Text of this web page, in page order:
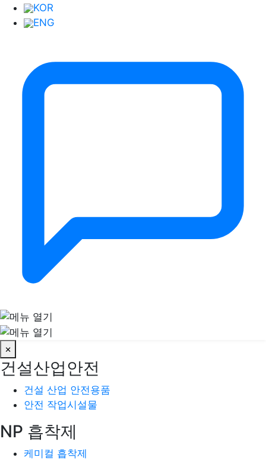
KOR
ENG
×
건설산업안전
건설 산업 안전용품
안전 작업시설물
NP 흡착제
케미컬 흡착제